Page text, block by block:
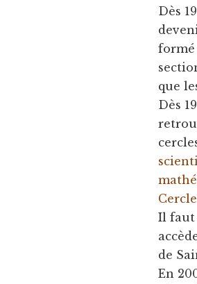
Dès
formé
que
Dès
Il faut
de
En